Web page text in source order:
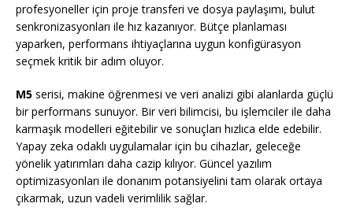
profesyoneller için proje transferi ve dosya paylaşımı, bulut
senkronizasyonları ile hız kazanıyor. Bütçe planlaması
yaparken, performans ihtiyaçlarına uygun konfigürasyon
seçmek kritik bir adım oluyor.
M5 serisi, makine öğrenmesi ve veri analizi gibi alanlarda güçlü
bir performans sunuyor. Bir veri bilimcisi, bu işlemciler ile daha
karmaşık modelleri eğitebilir ve sonuçları hızlıca elde edebilir.
Yapay zeka odaklı uygulamalar için bu cihazlar, geleceğe
yönelik yatırımları daha cazip kılıyor. Güncel yazılım
optimizasyonları ile donanım potansiyelini tam olarak ortaya
çıkarmak, uzun vadeli verimlilik sağlar.